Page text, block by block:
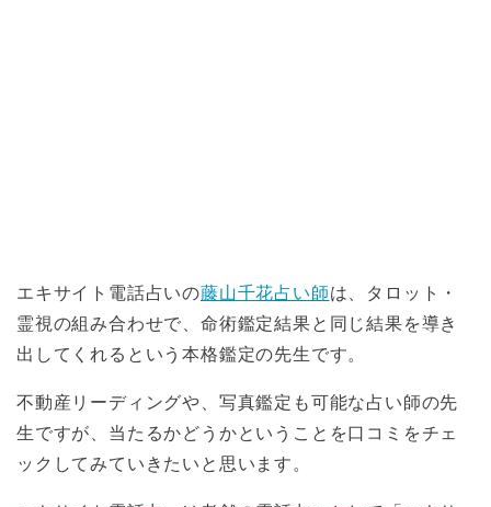
エキサイト電話占いの藤山千花占い師は、タロット・
霊視の組み合わせで、命術鑑定結果と同じ結果を導き
出してくれるという本格鑑定の先生です。
不動産リーディングや、写真鑑定も可能な占い師の先
生ですが、当たるかどうかということを口コミをチェ
ックしてみていきたいと思います。